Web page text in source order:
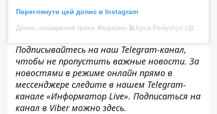
Переглянути цей допис в Instagram
Допис, поширений Ірина Федишин 🎤Iryna Fedyshyn (@irynafedyshyn)
Подписывайтесь на наш Telegram-канал,
чтобы не пропустить важные новости. За
новостями в режиме онлайн прямо в
мессенджере следите в нашем Telegram-
канале «Информатор Live». Подписаться на
канал в Viber можно здесь.